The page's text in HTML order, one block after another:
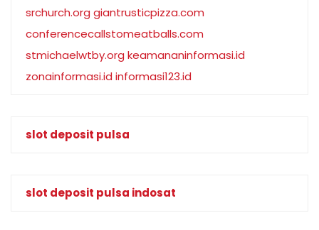
srchurch.org giantrusticpizza.com
conferencecallstomeatballs.com
stmichaelwtby.org keamananinformasi.id
zonainformasi.id informasi123.id
slot deposit pulsa
slot deposit pulsa indosat